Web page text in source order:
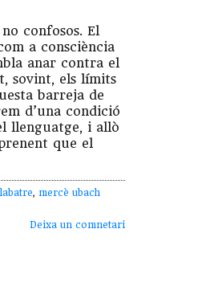
confosos. El
a consciència
anar contra el
sovint, els límits
barreja de
d’una condició
llenguatge, i allò
que el
, mercè ubach
Deixa un comnetari